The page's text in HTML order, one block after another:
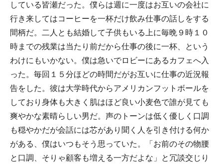
している皆瀬だった。僕らは週に一度はお互いの会社に
行き来してはコーヒーを一杯だけ飲み仕事の話しをする
間柄だ。二人とも結婚して子供もいる上に毎晩９時１０
時までの残業は当たり前だから仕事の後に一杯、という
わけにもいかない。僕は急いでロビーにあるカフェへ入
った。毎回１５分ほどの時間だがお互いに仕事の近況報
告をした。彼は大学時代からアメリカンフットボールを
しており身体も大きく肌はほど良い小麦色で誰が見ても
爽やかな素晴らしい男だ。声のトーンは低く優しく口調
も穏やかだが会話には芯があり聞く人を引き付ける何か
がある、僕はいつもそう思っていた。「お前のその物腰
と口調、そりゃ顧客も増える一方だよな」と冗談交じり